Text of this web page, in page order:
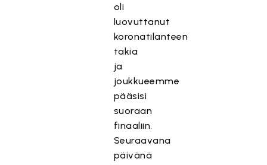
oli
luovuttanut
koronatilanteen
takia
ja
joukkueemme
pääsisi
suoraan
finaaliin.
Seuraavana
päivänä